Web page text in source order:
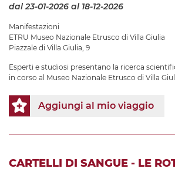
dal 23-01-2026 al 18-12-2026
Manifestazioni
ETRU Museo Nazionale Etrusco di Villa Giulia
Piazzale di Villa Giulia, 9
Esperti e studiosi presentano la ricerca
in corso al Museo Nazionale Etrusco di Villa
Aggiungi al mio viaggio
CARTELLI DI SANGUE - LE